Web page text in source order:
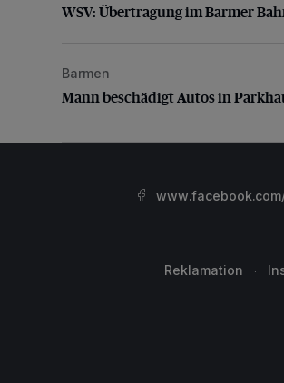
WSV: Übertragung im Barmer
Mann beschädigt Autos in
Barmen
Mann beschädigt Autos in
Reklamation